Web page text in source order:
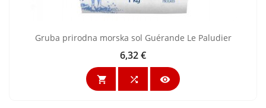
Gruba prirodna morska sol Guérande Le Paludier
Cijena
6,32 €
  